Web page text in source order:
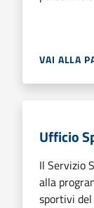
VAI ALLA
Ufficio
Il Servizio
alla
sportivi del